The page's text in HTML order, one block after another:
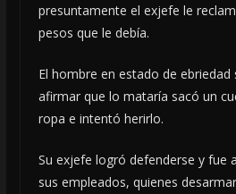
presuntamente el exjefe le
pesos que le debía.
El hombre en estado de
afirmar que lo mataría sacó un
ropa e intentó herirlo.
Su exjefe logró defenderse y fue
sus empleados, quienes